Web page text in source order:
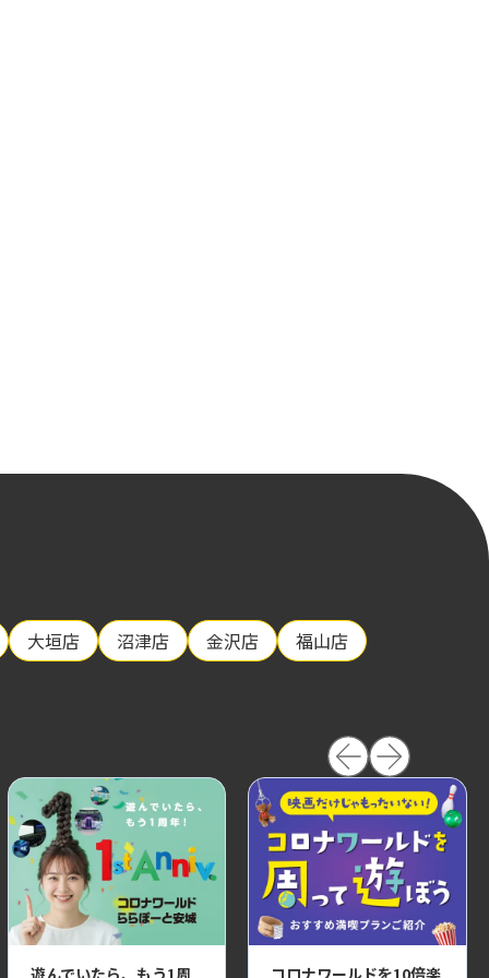
大垣店 沼津店 金沢店 福山店
遊んでいたら、もう1周 コロナワールドを10倍楽